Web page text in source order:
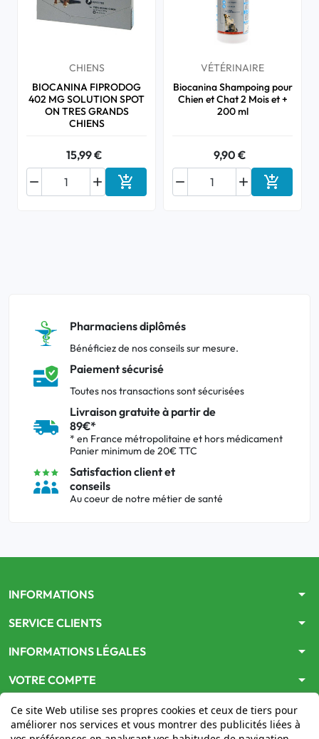
CHIENS
BIOCANINA FIPRODOG
402 MG SOLUTION SPOT
ON TRES GRANDS
CHIENS
15,99 €

 Ajouter au panier
VÉTÉRINAIRE
Biocanina Shampoing pour
Chien et Chat 2 Mois et +
200 ml
9,90 €

 Ajouter
Pharmaciens diplômés
Bénéficiez de nos conseils sur mesure.
Paiement sécurisé
Toutes nos transactions sont sécurisées
Livraison gratuite à partir de
89€*
* en France métropolitaine et hors médicament
Panier minimum de 20€ TTC
Satisfaction client et
conseils
Au coeur de notre métier de santé
INFORMATIONS arrow_drop_down
SERVICE CLIENTS arrow_drop_down
INFORMATIONS LÉGALES arrow_drop_down
VOTRE COMPTE arrow_drop_down
Ce site Web utilise ses propres cookies et ceux de tiers pour
améliorer nos services et vous montrer des publicités liées à